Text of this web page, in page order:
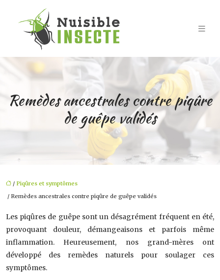
Remèdes ancestrales contre piqûre
de guêpe validés
/ Piqûres et symptômes
/ Remèdes ancestrales contre piqûre de guêpe validés
Les piqûres de guêpe sont un désagrément fréquent en été,
provoquant douleur, démangeaisons et parfois même
inflammation. Heureusement, nos grand-mères ont
développé des remèdes naturels pour soulager ces
symptômes.